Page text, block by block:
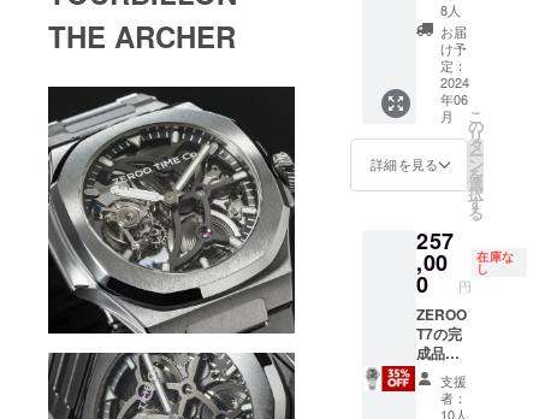
THE ARCHER
確な情報を
得ることが
出来ます。
それではな
ぜ、ひとは
腕時計を着
けるので
生活に彩り
を加えるた
め、自分の
生き方を表
明するた
め、仲間と
の絆を深め
み/送料
無料 配
送：日
本郵便
ゆう
パック
※一般販
売価格
396,000
円 ※ 割
引率は
体の一
般販売
価格に
対する
もので
す。
8人
お届
け予
定：
2024
年06
月
詳細を見る
こ
の
リ
タ
ー
ン
を
選
択
す
る
257
,00
0 円
在庫な
し
ZEROO
T7の完
成品腕
時計を1
本 税込
み/送料
支援
者：
10人